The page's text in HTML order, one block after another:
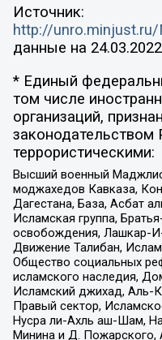
Источник:
http://unro.minjust.ru/
данные на 24.03.2022
* Единый
том числе
организаций,
террористическими:
Высший военный
моджахедов Кавказа,
Дагестана, База, Асбат
Исламская группа,
освобождения, Лашкар-
Движение Талибан,
Общество социальных
исламского наследия,
Исламский джихад, Аль-
Правый сектор,
Нусра ли-Ахль аш-Шам,
Минина и Д. Пожарского,